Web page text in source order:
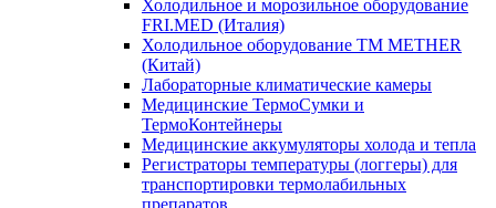
Холодильное и морозильное оборудование
FRI.MED (Италия)
Холодильное оборудование TM METHER
(Китай)
Лабораторные климатические камеры
Медицинские ТермоСумки и
ТермоКонтейнеры
Медицинские аккумуляторы холода и тепла
Регистраторы температуры (логгеры) для
транспортировки термолабильных
препаратов